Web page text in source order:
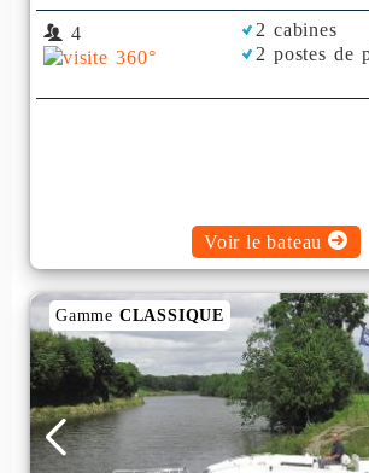
4
2 cabines
2 postes de
Voir le bateau
Gamme CLASSIQUE